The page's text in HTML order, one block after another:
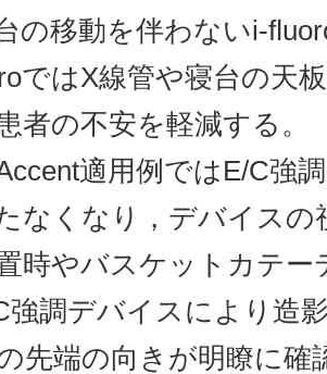
の移動を伴わないi-
ではX線管や寝台の天
者の不安を軽減する。
適用例ではE/C強
なくなり，デバイスの
時やバスケットカテー
強調デバイスにより造
先端の向きが明瞭に確